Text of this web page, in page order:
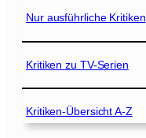
]
Nur ausführliche Kritiken
Kritiken zu TV-Serien
Kritiken-Übersicht A-Z